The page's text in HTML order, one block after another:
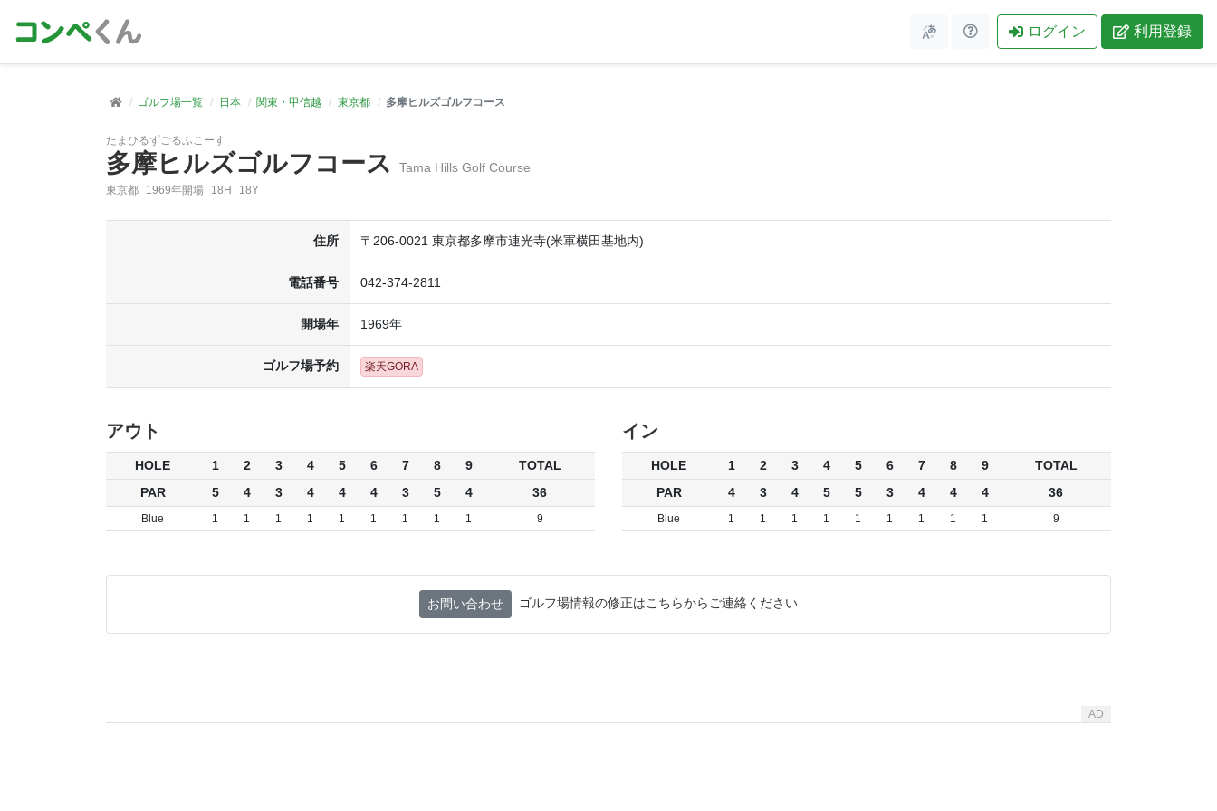
ログイン 利用登録
ゴルフ場一覧 日本 関東・甲信越 東京都 多摩ヒルズゴルフコース
たまひるずごるふこーす
多摩ヒルズゴルフコース Tama Hills Golf Course
東京都 1969年開場 18H 18Y
住所 〒206-0021 東京都多摩市連光寺(米軍横田基地内)
電話番号 042-374-2811
開場年 1969年
ゴルフ場予約 楽天GORA
アウト
HOLE 1 2 3 4 5 6 7 8 9
TOTAL
PAR
5 4 3 4 4 4 3 5 4 36
Blue 1 1 1 1 1 1 1 1 1 9
イン
HOLE 1 2 3 4 5 6 7 8 9
TOTAL
PAR
4 3 4 5 5 3 4 4 4 36
Blue 1 1 1 1 1 1 1 1 1 9
お問い合わせ ゴルフ場情報の修正はこちらからご連絡ください
AD